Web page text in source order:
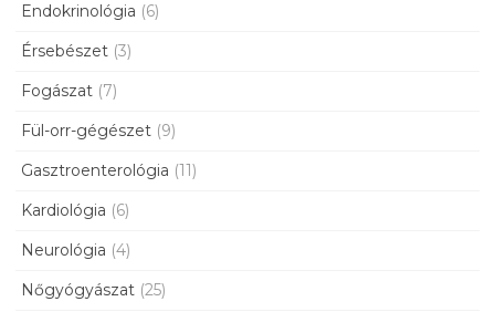
Endokrinológia (6)
Érsebészet (3)
Fogászat (7)
Fül-orr-gégészet (9)
Gasztroenterológia (11)
Kardiológia (6)
Neurológia (4)
Nőgyógyászat (25)